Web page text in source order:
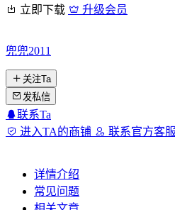
立即下载
升级会员
兜兜2011
关注Ta
发私信
联系Ta
进入TA的商铺
联系官方客服
详情介绍
常见问题